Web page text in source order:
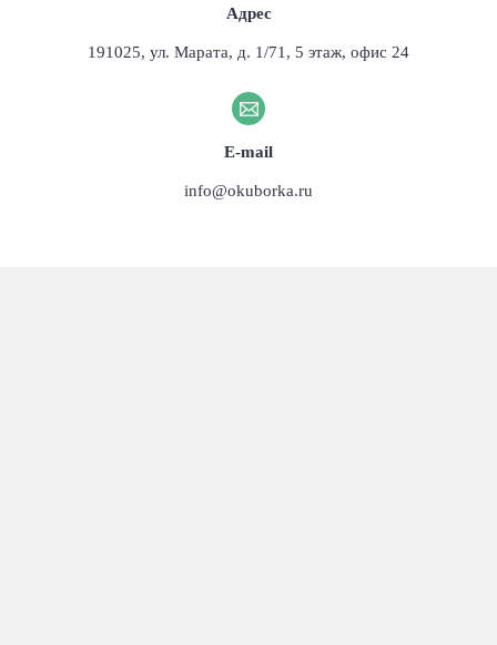
Адрес
191025, ул. Марата, д. 1/71, 5 этаж, офис 24
E-mail
info@okuborka.ru